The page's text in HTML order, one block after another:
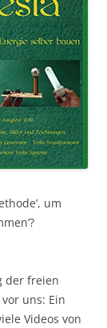
um
der freien
uns: Ein
Videos von